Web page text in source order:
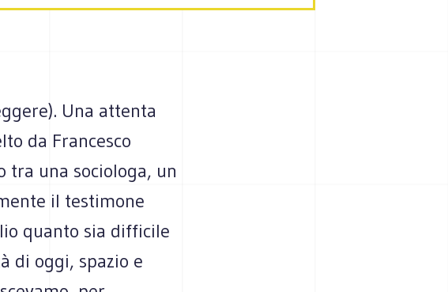
Una attenta
da Francesco
una sociologa, un
il testimone
quanto sia difficile
di oggi, spazio e